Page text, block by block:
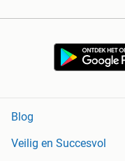
Blog
Veilig en Succesvol